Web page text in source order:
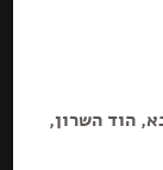
הוד השרון,